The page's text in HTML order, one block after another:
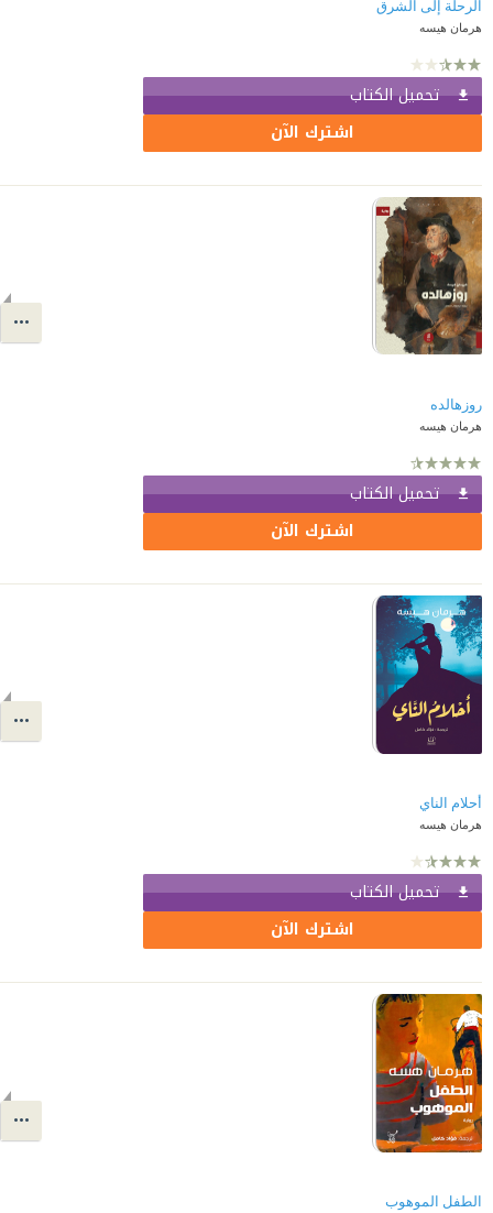
الرحلة إلى الشرق
هرمان هيسه
تحميل الكتاب
اشترك الآن
روزهالده
هرمان هيسه
تحميل الكتاب
اشترك الآن
أحلام الناي
هرمان هيسه
تحميل الكتاب
اشترك الآن
الطفل الموهوب